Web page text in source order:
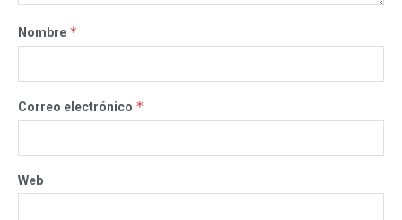
Nombre *
Correo electrónico *
Web